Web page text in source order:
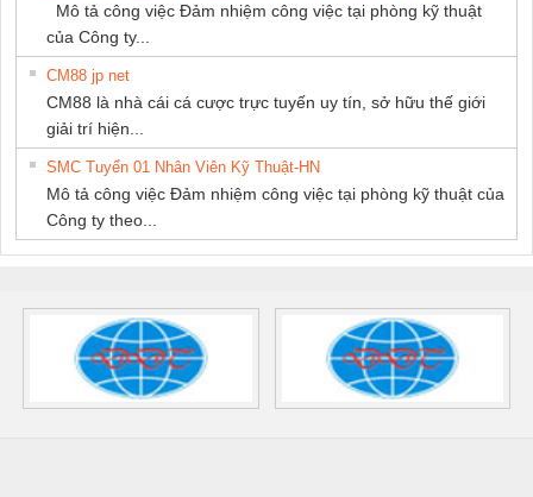
Mô tả công việc Đảm nhiệm công việc tại phòng kỹ thuật
của Công ty...
CM88 jp net
CM88 là nhà cái cá cược trực tuyến uy tín, sở hữu thế giới
giải trí hiện...
SMC Tuyển 01 Nhân Viên Kỹ Thuật-HN
Mô tả công việc Đảm nhiệm công việc tại phòng kỹ thuật của
Công ty theo...